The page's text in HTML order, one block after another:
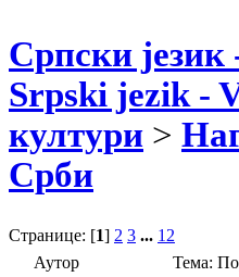
Српски
Srpski jezik -
култури >
Срби
Странице: [1] 2 3 ... 12
Аутор
Тема: